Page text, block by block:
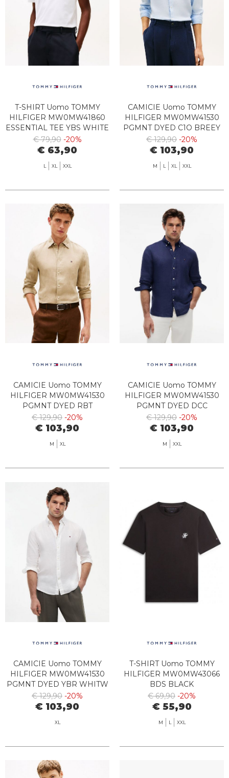
T-SHIRT Uomo TOMMY
HILFIGER MW0MW41860
ESSENTIAL TEE YBS WHITE
€ 79,90 -20%
€ 63,90
L XL XXL
CAMICIE Uomo TOMMY
HILFIGER MW0MW41530
PGMNT DYED C1O BREEY
BLUE
€ 129,90 -20%
€ 103,90
M L XL XXL
CAMICIE Uomo TOMMY
HILFIGER MW0MW41530
PGMNT DYED RBT
SANDALWOOD
€ 129,90 -20%
€ 103,90
M XL
CAMICIE Uomo TOMMY
HILFIGER MW0MW41530
PGMNT DYED DCC
CARCON NAVY
€ 129,90 -20%
€ 103,90
M XXL
CAMICIE Uomo TOMMY
HILFIGER MW0MW41530
PGMNT DYED YBR WHITW
€ 129,90 -20%
€ 103,90
XL
T-SHIRT Uomo TOMMY
HILFIGER MW0MW43066
BDS BLACK
€ 69,90 -20%
€ 55,90
M L XXL